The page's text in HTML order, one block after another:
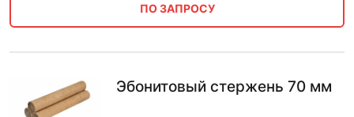
ПО ЗАПРОСУ
Эбонитовый стержень 70 мм